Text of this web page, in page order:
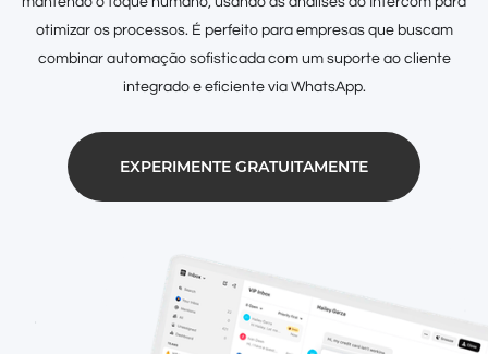
otimizar os processos. É perfeito para empresas que buscam
combinar automação sofisticada com um suporte ao cliente
integrado e eficiente via WhatsApp.
EXPERIMENTE GRATUITAMENTE